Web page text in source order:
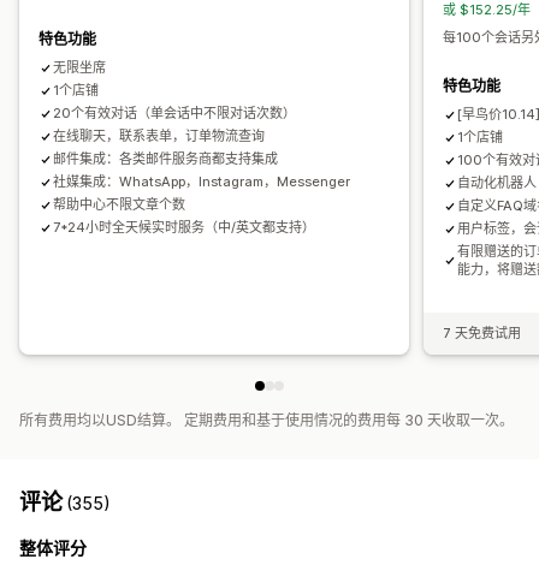
特色功能
无限坐席
1个店铺
20个有效对话（单会话中不限对话次数）
在线聊天，联系表单，订单物流查询
邮件集成：各类邮件服务商都支持集成
社媒集成：WhatsApp，Instagram，Messenger
帮助中心不限文章个数
7*24小时全天候实时服务（中/英文都支持）
或 $152.25/年
每100个会话另
特色功能
[早鸟价
1个店铺
100个有效对
自动化机器人
自定义FAQ
用户标签，
有限赠送的
能力，将赠
7 天免费试用
所有费用均以USD结算。 定期费用和基于使用情况的费用每 30 天收取一次。
评论(355)
整体评分